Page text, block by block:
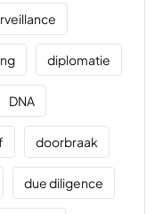
diplomatie
DNA
doorbraak
due diligence